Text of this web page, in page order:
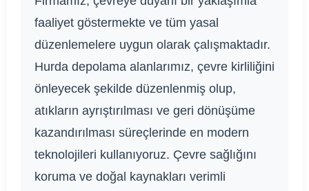
faaliyet göstermekte ve tüm yasal
düzenlemelere uygun olarak çalışmaktadır.
Hurda depolama alanlarımız, çevre kirliliğini
önleyecek şekilde düzenlenmiş olup,
atıkların ayrıştırılması ve geri dönüşüme
kazandırılması süreçlerinde en modern
teknolojileri kullanıyoruz. Çevre sağlığını
koruma ve doğal kaynakları verimli